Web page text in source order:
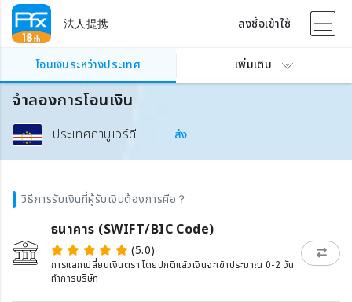
法人提携 ลงชื่อเข้าใช้
โอนเงินระหว่างประเทศ เพิ่มเติม
จำลองการโอนเงิน
ประเทศกาบูเวร์ดี ส่ง
วิธีการรับเงินที่ผู้รับเงินต้องการคือ？
ธนาคาร (SWIFT/BIC Code)
(5.0)
การแลกเปลี่ยนเงินตรา โดยปกติแล้วเงินจะเข้าประมาณ 0-2 วัน
ทำการบริษัท